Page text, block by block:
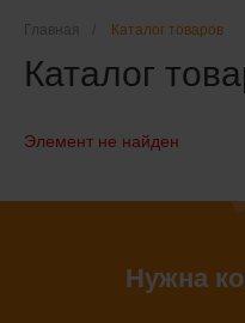
Главная Каталог товаров
Каталог
Элемент не найден
Нужна